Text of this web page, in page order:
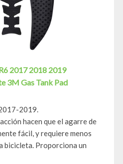
2017 2018 2019
3M Gas Tank Pad
2019.
hacen que el agarre de
fácil, y requiere menos
bicicleta. Proporciona un